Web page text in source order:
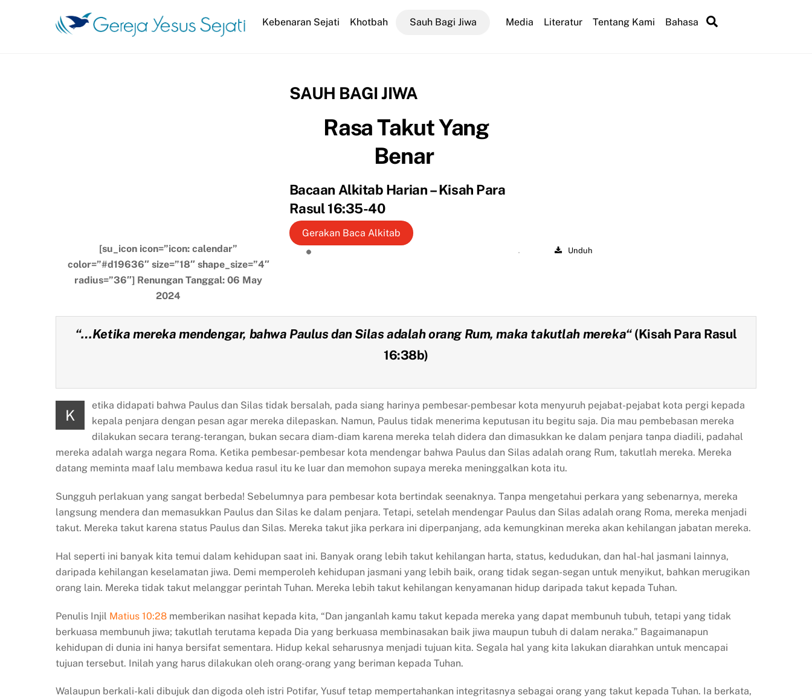
Kebenaran Sejati Khotbah Sauh Bagi Jiwa Media Literatur Tentang Kami Bahasa
SAUH BAGI JIWA
Rasa Takut Yang
Benar
Bacaan Alkitab Harian – Kisah Para
Rasul 16:35-40
Gerakan Baca Alkitab
[su_icon icon=”icon: calendar”
color=”#d19636″ size=”18″ shape_size=”4″
radius=”36″] Renungan Tanggal: 06 May
2024
Unduh
“…Ketika mereka mendengar, bahwa Paulus dan Silas adalah orang Rum, maka takutlah mereka“(Kisah Para Rasul
16:38b)
K
etika didapati bahwa Paulus dan Silas tidak bersalah, pada siang harinya pembesar-pembesar kota menyuruh pejabat-pejabat kota pergi kepada
kepala penjara dengan pesan agar mereka dilepaskan. Namun, Paulus tidak menerima keputusan itu begitu saja. Dia mau pembebasan mereka
dilakukan secara terang-terangan, bukan secara diam-diam karena mereka telah didera dan dimasukkan ke dalam penjara tanpa diadili, padahal
mereka adalah warga negara Roma. Ketika pembesar-pembesar kota mendengar bahwa Paulus dan Silas adalah orang Rum, takutlah mereka. Mereka
datang meminta maaf lalu membawa kedua rasul itu ke luar dan memohon supaya mereka meninggalkan kota itu.
Sungguh perlakuan yang sangat berbeda! Sebelumnya para pembesar kota bertindak seenaknya. Tanpa mengetahui perkara yang sebenarnya, mereka
langsung mendera dan memasukkan Paulus dan Silas ke dalam penjara. Tetapi, setelah mendengar Paulus dan Silas adalah orang Roma, mereka menjadi
takut. Mereka takut karena status Paulus dan Silas. Mereka takut jika perkara ini diperpanjang, ada kemungkinan mereka akan kehilangan jabatan mereka.
Hal seperti ini banyak kita temui dalam kehidupan saat ini. Banyak orang lebih takut kehilangan harta, status, kedudukan, dan hal-hal jasmani lainnya,
daripada kehilangan keselamatan jiwa. Demi memperoleh kehidupan jasmani yang lebih baik, orang tidak segan-segan untuk menyikut, bahkan merugikan
orang lain. Mereka tidak takut melanggar perintah Tuhan. Mereka lebih takut kehilangan kenyamanan hidup daripada takut kepada Tuhan.
Penulis Injil Matius 10:28 memberikan nasihat kepada kita, “Dan janganlah kamu takut kepada mereka yang dapat membunuh tubuh, tetapi yang tidak
berkuasa membunuh jiwa; takutlah terutama kepada Dia yang berkuasa membinasakan baik jiwa maupun tubuh di dalam neraka.” Bagaimanapun
kehidupan di dunia ini hanya bersifat sementara. Hidup kekal seharusnya menjadi tujuan kita. Segala hal yang kita lakukan diarahkan untuk mencapai
tujuan tersebut. Inilah yang harus dilakukan oleh orang-orang yang beriman kepada Tuhan.
Walaupun berkali-kali dibujuk dan digoda oleh istri Potifar, Yusuf tetap mempertahankan integritasnya sebagai orang yang takut kepada Tuhan. Ia berkata,